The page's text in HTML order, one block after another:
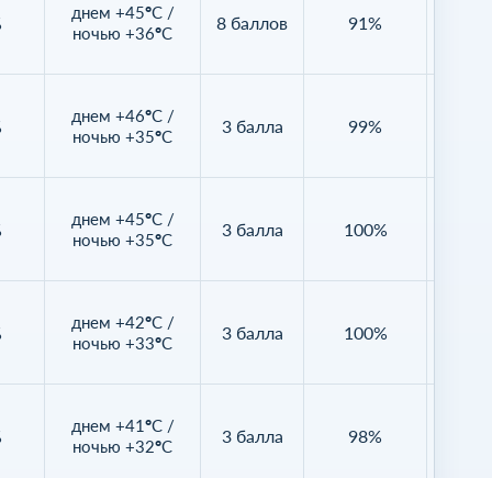
днем +45°C /
ночью +36°C
8 баллов 91%
днем +46°C /
ночью +35°C
3 балла 99%
днем +45°C /
ночью +35°C
3 балла 100%
днем +42°C /
ночью +33°C
3 балла 100%
днем +41°C /
ночью +32°C
3 балла 98%